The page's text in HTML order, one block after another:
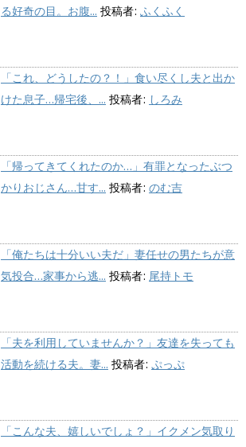
る好奇の目。お腹... 投稿者: ふくふく
「これ、どうしたの？！」食い尽くし夫と出か
けた息子…帰宅後、... 投稿者: しろみ
「帰ってきてくれたのか…」有罪となったぶつ
かりおじさん…甘す... 投稿者: のむ吉
「俺たちは十分いい夫だ」妻任せの男たちが意
気投合…家事から逃... 投稿者: 尾持トモ
「夫を利用していませんか？」友達を失っても
活動を続ける夫。妻... 投稿者: ぷっぷ
「こんな夫、嬉しいでしょ？」イクメン気取り